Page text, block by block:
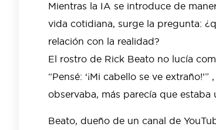
Mientras la IA se introduce de
vida cotidiana, surge la pregunta:
relación con la realidad?
El rostro de Rick Beato no lucía
“Pensé: ‘¡Mi cabello se ve
observaba, más parecía que estaba
Beato, dueño de un canal de